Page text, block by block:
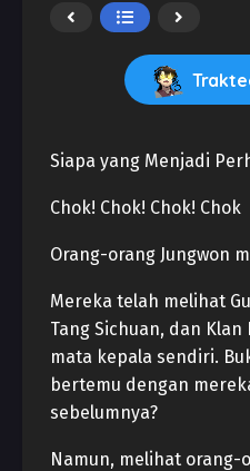
Siapa yang Menjadi
Chok! Chok! Chok! Chok
Orang-orang Jungwon
Mereka telah melihat
Tang Sichuan, dan
mata kepala sendiri.
bertemu dengan
sebelumnya?
Namun, melihat